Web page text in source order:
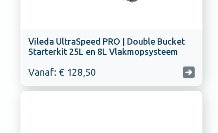
Vileda UltraSpeed PRO | Double Bucket
Starterkit 25L en 8L Vlakmopsysteem
Vanaf: € 128,50